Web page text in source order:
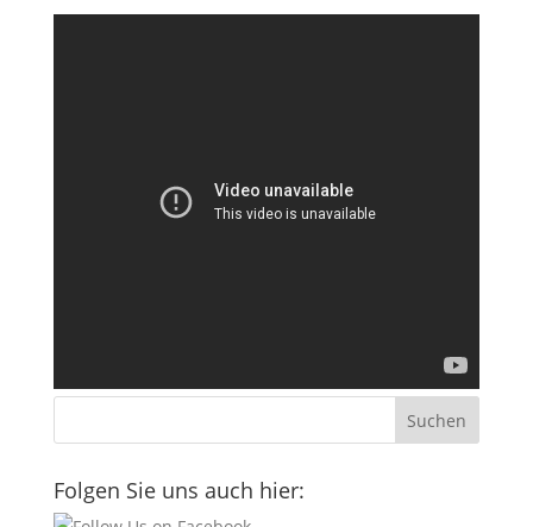
Folgen Sie uns auch hier: